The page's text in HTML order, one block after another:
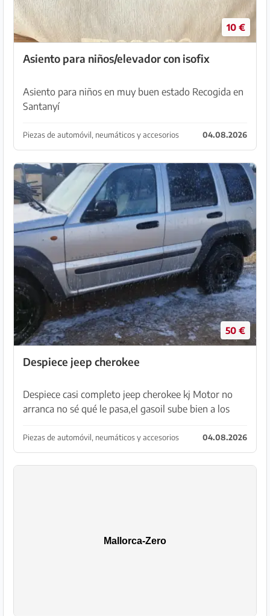
10 €
Asiento para niños/elevador con isofix
Asiento para niños en muy buen estado Recogida en
Santanyí
Piezas de automóvil, neumáticos y accesorios 04.08.2026
50 €
Despiece jeep cherokee
Despiece casi completo jeep cherokee kj Motor no
arranca no sé qué le pasa,el gasoil sube bien a los
tal cual o por piezas. Esta casi comple...
Piezas de automóvil, neumáticos y accesorios 04.08.2026